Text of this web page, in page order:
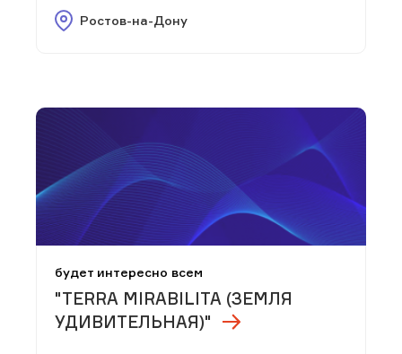
Ростов-на-Дону
будет интересно всем
"TERRA MIRABILITA (ЗЕМЛЯ
УДИВИТЕЛЬНАЯ)"